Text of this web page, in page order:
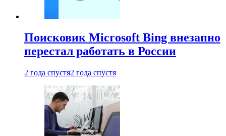
Поисковик Microsoft Bing внезапно
перестал работать в России
2 года спустя2 года спустя